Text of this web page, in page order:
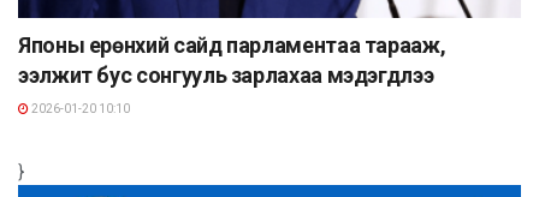
Японы ерөнхий сайд парламентаа тарааж,
ээлжит бус сонгууль зарлахаа мэдэгдлээ
2026-01-20 10:10
}